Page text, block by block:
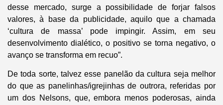
desse mercado, surge a possibilidade de forjar falsos
valores, à base da publicidade, aquilo que a chamada
‘cultura de massa’ pode impingir. Assim, em seu
desenvolvimento dialético, o positivo se torna negativo, o
avanço se transforma em recuo”.
De toda sorte, talvez esse panelão da cultura seja melhor
do que as panelinhas/igrejinhas de outrora, referidas por
um dos Nelsons, que, embora menos poderosas, ainda